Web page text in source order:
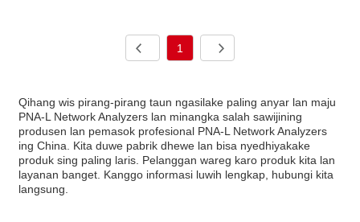
1
Qihang wis pirang-pirang taun ngasilake paling anyar lan maju
PNA-L Network Analyzers lan minangka salah sawijining
produsen lan pemasok profesional PNA-L Network Analyzers
ing China. Kita duwe pabrik dhewe lan bisa nyedhiyakake
produk sing paling laris. Pelanggan wareg karo produk kita lan
layanan banget. Kanggo informasi luwih lengkap, hubungi kita
langsung.